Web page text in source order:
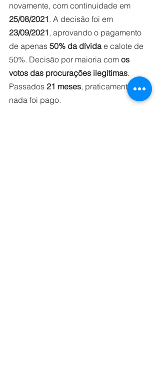
novamente, com continuidade em
25/08/2021. A decisão foi em
23/09/2021, aprovando o pagamento
de apenas 50% da dívida e calote de
50%. Decisão por maioria com os
votos das procurações ilegítimas.
Passados 21 meses, praticamente
nada foi pago.